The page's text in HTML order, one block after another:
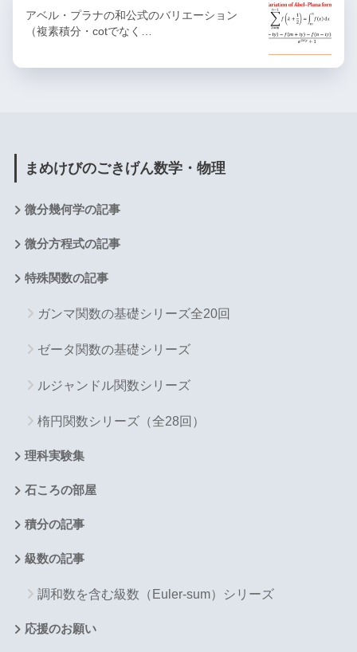
アベル・プラナの和公式のバリエーション
（複素積分・cotでなく…
まめけびのごきげん数学・物理
微分幾何学の記事
微分方程式の記事
特殊関数の記事
ガンマ関数の基礎シリーズ全20回
ゼータ関数の基礎シリーズ
ルジャンドル関数シリーズ
楕円関数シリーズ（全28回）
理科実験集
石ころの部屋
積分の記事
級数の記事
調和数を含む級数（Euler-sum）シリーズ
応援のお願い